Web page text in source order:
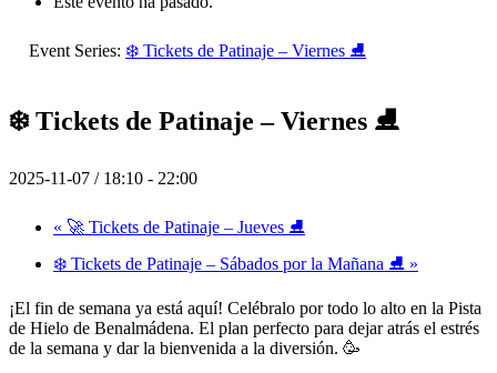
Event Series: ❄️ Tickets de Patinaje – Viernes ⛸️
❄️ Tickets de Patinaje – Viernes ⛸️
2025-11-07 / 18:10 - 22:00
« 🚀 Tickets de Patinaje – Jueves ⛸️
❄️ Tickets de Patinaje – Sábados por la Mañana ⛸️ »
¡El fin de semana ya está aquí! Celébralo por todo lo alto en la Pista
de Hielo de Benalmádena. El plan perfecto para dejar atrás el estrés
de la semana y dar la bienvenida a la diversión. 🥳